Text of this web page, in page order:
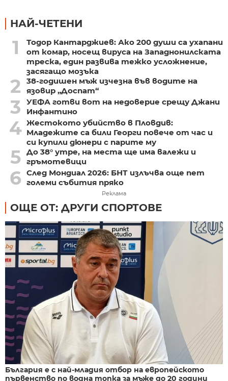
НАЙ-ЧЕТЕНИ
1
Тодор Кантарджиев: Ако 200 души са ухапани
от комар, носещ вируса на Западнонилската
треска, един развива тежко усложнение,
засягащо мозъка
2
38-годишен мъж изчезна във водите на
язовир „Доспат“
3
УЕФА готви вот на недоверие срещу Джани
Инфантино
4 Жестокото убийство в Пловдив:
Младежите са били Георги повече от час и
си купили дюнери с парите му
5 До 38° утре, на места ще има валежи и
гръмотевици
6 След Мондиал 2026: БНТ излъчва още пет
големи събития пряко
Реклама
ОЩЕ ОТ: ДРУГИ СПОРТОВЕ
България е с най-младия отбор на европейското
първенство по водна топка за мъже до 20 години